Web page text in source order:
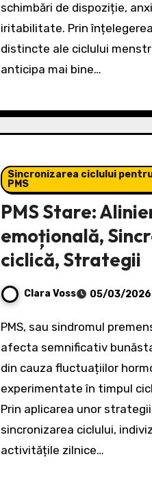
schimbări de dispoziție,
iritabilitate. Prin
distincte ale ciclului
anticipa mai bine…
Sincronizarea ciclului
PMS
PMS Stare:
emoțională,
ciclică, Strategii
Clara Voss 05/03/2026
PMS, sau sindromul premenstrual, poate
afecta semnificativ
din cauza fluctuațiilor
experimentate în timpul
Prin aplicarea unor
sincronizarea ciclului,
activitățile zilnice…